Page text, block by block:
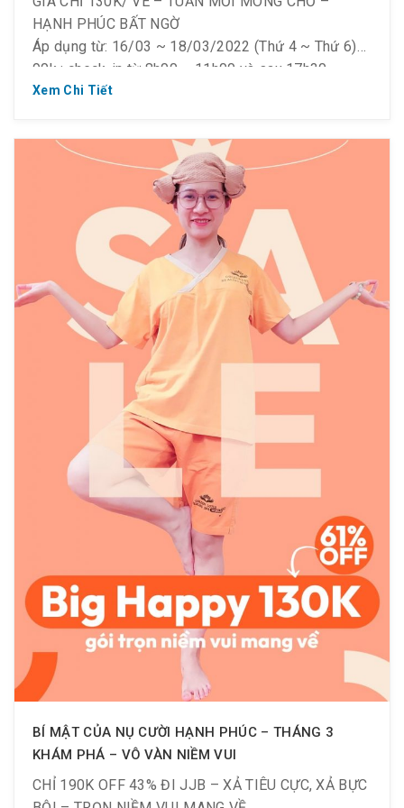
HẠNH PHÚC BẤT NGỜ
Áp dụng từ: 16/03 ~ 18/03/2022 (Thứ 4 ~ Thứ 6)
90k : check-in từ 8h00 – 11h00 và sau 17h30
Điều kiện áp dụng :
– #Li.ke & #Follow Fanpage & #Share bài viết công
Xem Chi Tiết
BÍ MẬT CỦA NỤ CƯỜI HẠNH PHÚC – THÁNG 3
KHÁM PHÁ – VÔ VÀN NIỀM VUI
CHỈ 190K OFF 43% ĐI JJB – XẢ TIÊU CỰC, XẢ BỰC